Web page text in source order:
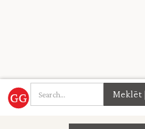
Sākumlapa > Daiļliteratūra